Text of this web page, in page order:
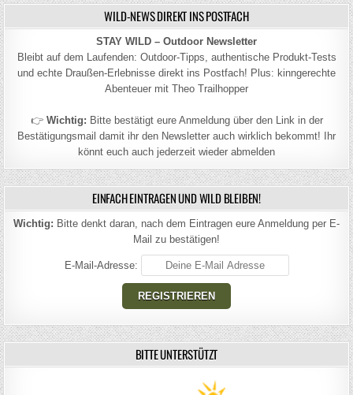
WILD-NEWS DIREKT INS POSTFACH
STAY WILD – Outdoor Newsletter
Bleibt auf dem Laufenden: Outdoor-Tipps, authentische Produkt-Tests
und echte Draußen-Erlebnisse direkt ins Postfach! Plus: kinngerechte
Abenteuer mit Theo Trailhopper
👉 Wichtig: Bitte bestätigt eure Anmeldung über den Link in der
Bestätigungsmail damit ihr den Newsletter auch wirklich bekommt! Ihr
könnt euch auch jederzeit wieder abmelden
EINFACH EINTRAGEN UND WILD BLEIBEN!
Wichtig: Bitte denkt daran, nach dem Eintragen eure Anmeldung per E-
Mail zu bestätigen!
E-Mail-Adresse:
BITTE UNTERSTÜTZT